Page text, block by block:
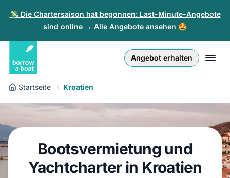
💸 Die Chartersaison hat begonnen: Last-Minute-Angebote
sind online → Alle Angebote ansehen 🤩
Angebot erhalten
Anmelden
Registrieren
Für Partner
Hilfe
English (UK)
Italiano
Español
Startseite Kroatien
Bootsvermietung und
Yachtcharter in Kroatien